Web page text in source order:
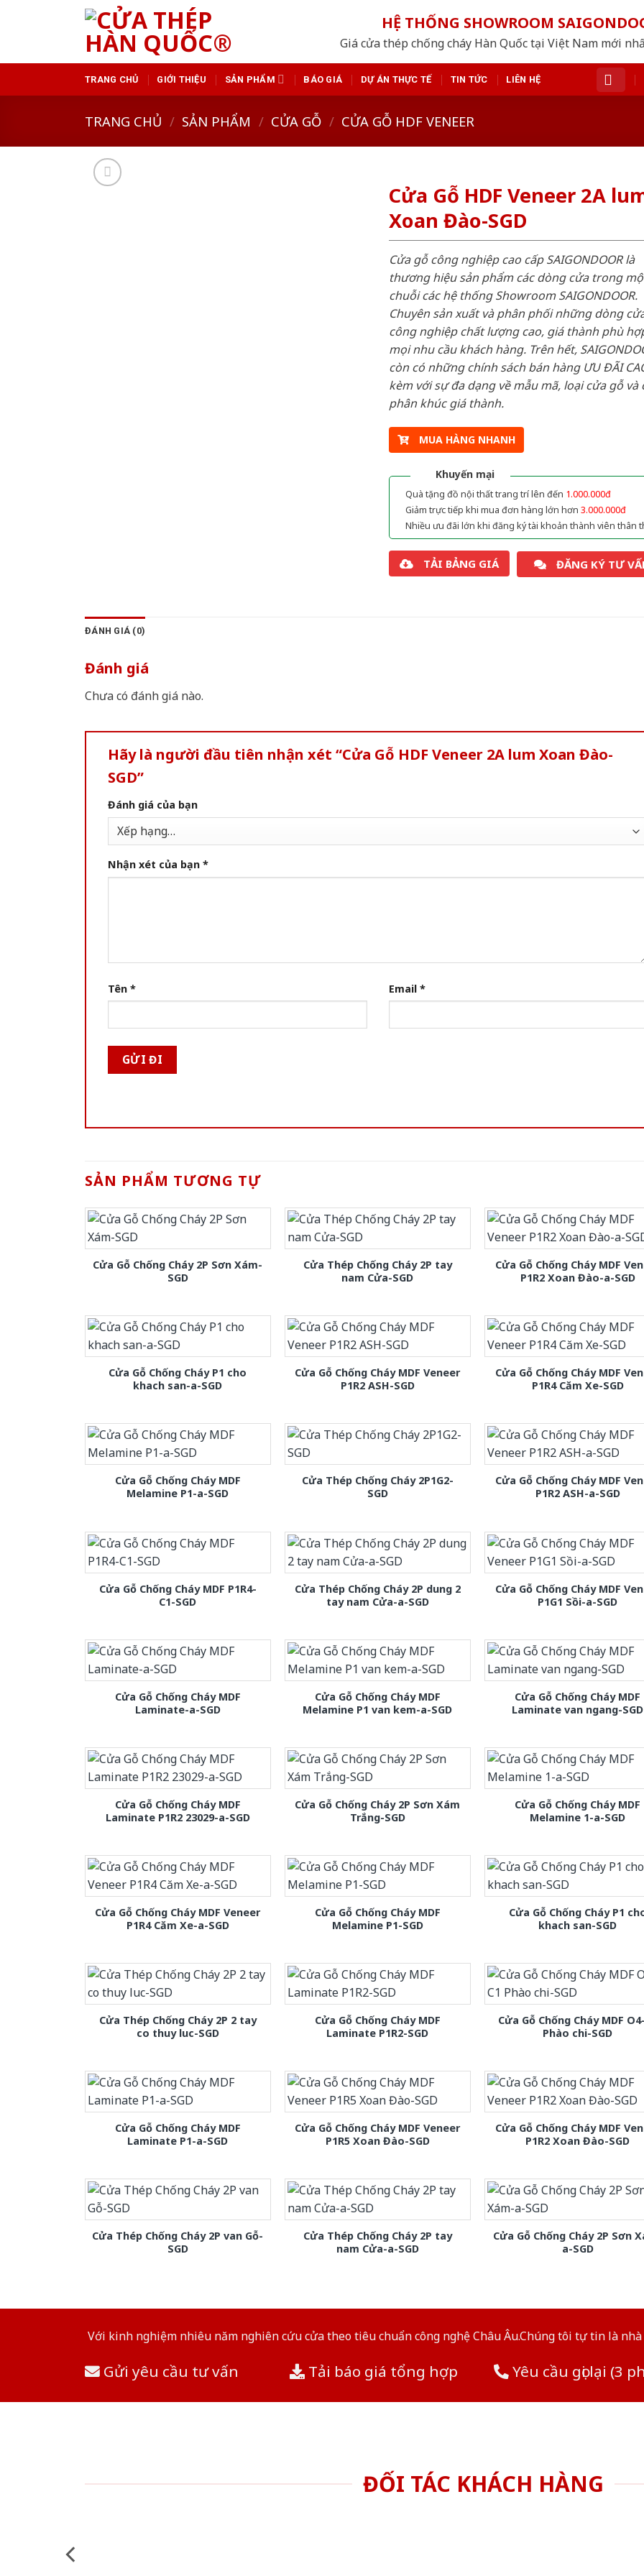
HỆ THỐNG SHOWROOM
Giá cửa thép chống cháy Hàn Quốc tại Việt Nam mới
TRANG CHỦ GIỚI THIỆU SẢN PHẨM BÁO GIÁ DỰ ÁN THỰC TẾ TIN TỨC LIÊN HỆ
TRANG CHỦ / SẢN PHẨM / CỬA GỖ / CỬA GỖ HDF VENEER
Cửa Gỗ HDF Veneer 2A
Xoan Đào-SGD
Cửa gỗ công nghiệp cao cấp SAIGONDOOR là
thương hiệu sản phẩm các dòng cửa trong
chuỗi các hệ thống Showroom SAIGONDOOR.
Chuyên sản xuất và phân phối những dòng
công nghiệp chất lượng cao, giá thành phù
mọi nhu cầu khách hàng. Trên hết,
còn có những chính sách bán hàng ƯU ĐÃI
kèm với sự đa dạng về mẫu mã, loại cửa gỗ và
phân khúc giá thành.
MUA HÀNG NHANH
Khuyến mại
Quà tặng đồ nội thất trang trí lên đến 1.000.000đ
Giảm trực tiếp khi mua đơn hàng lớn hơn 3.000.000đ
Nhiều ưu đãi lớn khi đăng ký tài khoản thành viên thân
TẢI BẢNG GIÁ ĐĂNG KÝ TƯ
ĐÁNH GIÁ (0)
Đánh giá
Chưa có đánh giá nào.
Hãy là người đầu tiên nhận xét “Cửa Gỗ HDF Veneer 2A lum Xoan Đào-
SGD”
Đánh giá của bạn
Nhận xét của bạn *
Tên * Email *
SẢN PHẨM TƯƠNG TỰ
Cửa Gỗ Chống Cháy 2P Sơn Xám-
SGD
Cửa Thép Chống Cháy 2P tay
nam Cửa-SGD
Cửa Gỗ Chống Cháy MDF
P1R2 Xoan Đào-a-SGD
Cửa Gỗ Chống Cháy P1 cho
khach san-a-SGD
Cửa Gỗ Chống Cháy MDF Veneer
P1R2 ASH-SGD
Cửa Gỗ Chống Cháy MDF
P1R4 Căm Xe-SGD
Cửa Gỗ Chống Cháy MDF
Melamine P1-a-SGD
Cửa Thép Chống Cháy 2P1G2-
SGD
Cửa Gỗ Chống Cháy MDF
P1R2 ASH-a-SGD
Cửa Gỗ Chống Cháy MDF P1R4-
C1-SGD
Cửa Thép Chống Cháy 2P dung 2
tay nam Cửa-a-SGD
Cửa Gỗ Chống Cháy MDF
P1G1 Sồi-a-SGD
Cửa Gỗ Chống Cháy MDF
Laminate-a-SGD
Cửa Gỗ Chống Cháy MDF
Melamine P1 van kem-a-SGD
Cửa Gỗ Chống Cháy MDF
Laminate van ngang-SGD
Cửa Gỗ Chống Cháy MDF
Laminate P1R2 23029-a-SGD
Cửa Gỗ Chống Cháy 2P Sơn Xám
Trắng-SGD
Cửa Gỗ Chống Cháy MDF
Melamine 1-a-SGD
Cửa Gỗ Chống Cháy MDF Veneer
P1R4 Căm Xe-a-SGD
Cửa Gỗ Chống Cháy MDF
Melamine P1-SGD
Cửa Gỗ Chống Cháy P1
khach san-SGD
Cửa Thép Chống Cháy 2P 2 tay
co thuy luc-SGD
Cửa Gỗ Chống Cháy MDF
Laminate P1R2-SGD
Cửa Gỗ Chống Cháy MDF
Phào chi-SGD
Cửa Gỗ Chống Cháy MDF
Laminate P1-a-SGD
Cửa Gỗ Chống Cháy MDF Veneer
P1R5 Xoan Đào-SGD
Cửa Gỗ Chống Cháy MDF
P1R2 Xoan Đào-SGD
Cửa Thép Chống Cháy 2P van Gỗ-
SGD
Cửa Thép Chống Cháy 2P tay
nam Cửa-a-SGD
Cửa Gỗ Chống Cháy 2P Sơn
a-SGD
Với kinh nghiệm nhiêu năm nghiên cứu cửa theo tiêu chuẩn công nghệ Châu Âu.Chúng tôi tự tin là
Gửi yêu cầu tư vấn Tải báo giá tổng hợp Yêu cầu gọi lại (3
ĐỐI TÁC KHÁCH HÀNG